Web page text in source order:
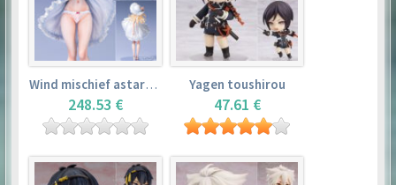
Wind mischief astarotte
248.53 €
Yagen toushirou
47.61 €